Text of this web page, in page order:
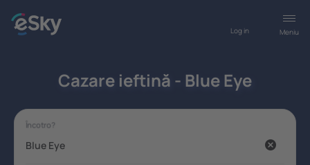
Meniu
Log in
Cazare ieftină - Blue Eye